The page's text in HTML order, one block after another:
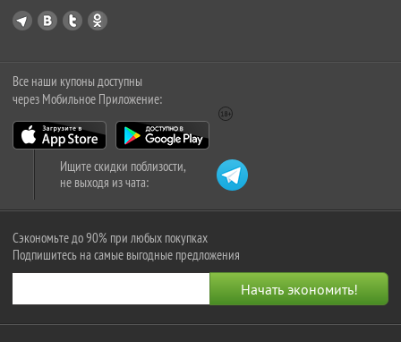
Все наши купоны доступны
через Мобильное Приложение:
Ищите скидки поблизости,
не выходя из чата:
Сэкономьте до 90% при любых покупках
Подпишитесь на самые выгодные предложения